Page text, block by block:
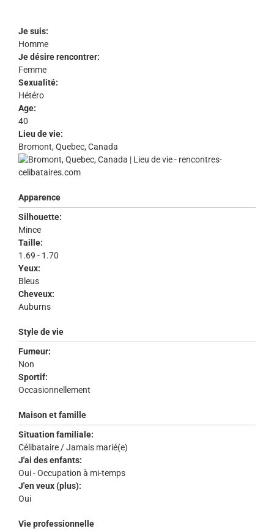
Je suis:
Homme
Je désire rencontrer:
Femme
Sexualité:
Hétéro
Age:
40
Lieu de vie:
Bromont, Quebec, Canada
Apparence
Silhouette:
Mince
Taille:
1.69 - 1.70
Yeux:
Bleus
Cheveux:
Auburns
Style de vie
Fumeur:
Non
Sportif:
Occasionnellement
Maison et famille
Situation familiale:
Célibataire / Jamais marié(e)
J'ai des enfants:
Oui - Occupation à mi-temps
J'en veux (plus):
Oui
Vie professionnelle